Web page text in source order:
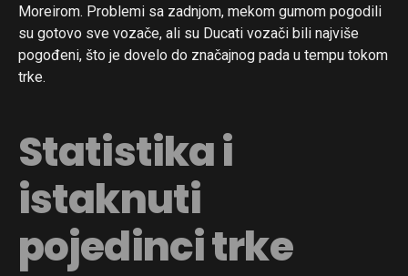
Moreirom. Problemi sa zadnjom, mekom gumom pogodili
su gotovo sve vozače, ali su Ducati vozači bili najviše
pogođeni, što je dovelo do značajnog pada u tempu tokom
trke.
Statistika i
istaknuti
pojedinci trke